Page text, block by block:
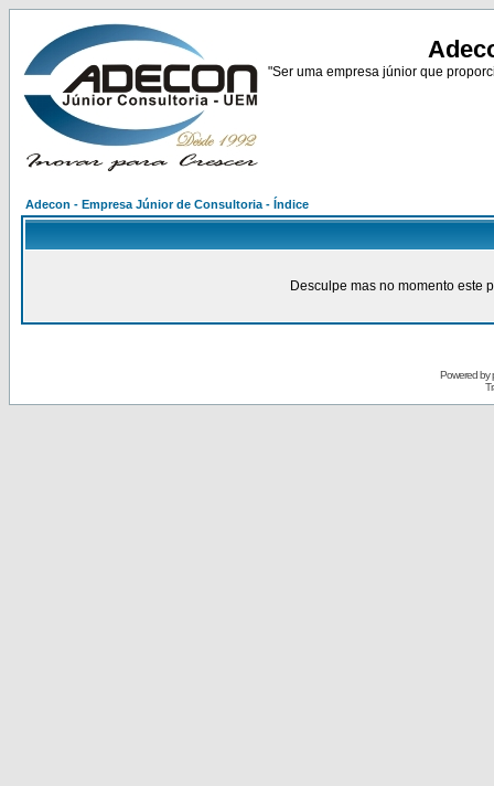
"Ser uma empresa júnior que
Adecon - Empresa Júnior de Consultoria - Índice
Desculpe mas no momento este
Powered by